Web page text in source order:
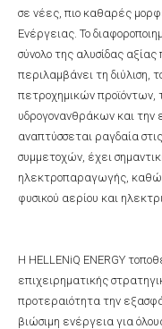
σε νέες, πιο καθαρές
Ενέργειας. Το
σύνολο της αλυσίδας
περιλαμβάνει τη διύλιση,
πετροχημικών
υδρογονανθράκων και
αναπτύσσεται ραγδαία
συμμετοχών, έχει
ηλεκτροπαραγωγής,
φυσικού αερίου και
Η HELLENiQ ENERGY
επιχειρηματικής
προτεραιότητα την
βιώσιμη ενέργεια για